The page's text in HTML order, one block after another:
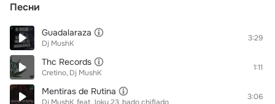
Песни
Guadalaraza
Dj MushK
3:29
Thc Records
Cretino Dj MushK
1:11
Mentiras de Rutina 3:06